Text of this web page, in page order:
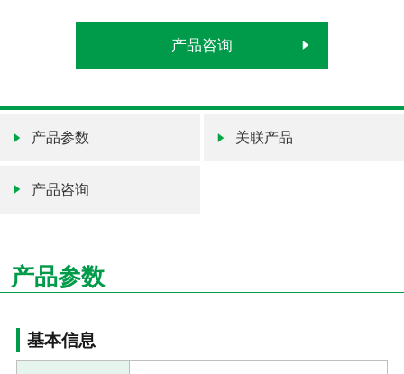
产品咨询
产品参数 关联产品
产品咨询
产品参数
基本信息